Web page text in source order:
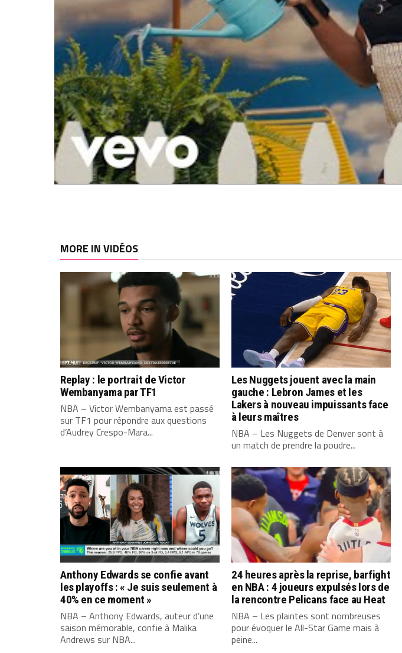
MORE IN VIDÉOS
Replay : le portrait de Victor
Wembanyama par TF1
NBA – Victor Wembanyama est passé
sur TF1 pour répondre aux questions
d’Audrey Crespo-Mara...
Les Nuggets jouent avec la main
gauche : Lebron James et les
Lakers à nouveau impuissants face
à leurs maîtres
NBA – Les Nuggets de Denver sont à
un match de prendre la poudre...
Anthony Edwards se confie avant
les playoffs : « Je suis seulement à
40% en ce moment »
NBA – Anthony Edwards, auteur d’une
saison mémorable, confie à Malika
Andrews sur NBA...
24 heures après la reprise, barfight
en NBA : 4 joueurs expulsés lors de
la rencontre Pelicans face au Heat
NBA – Les plaintes sont nombreuses
pour évoquer le All-Star Game mais à
peine...